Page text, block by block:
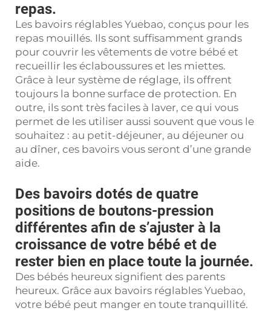
repas.
Les bavoirs réglables Yuebao, conçus pour les
repas mouillés. Ils sont suffisamment grands
pour couvrir les vêtements de votre bébé et
recueillir les éclaboussures et les miettes.
Grâce à leur système de réglage, ils offrent
toujours la bonne surface de protection. En
outre, ils sont très faciles à laver, ce qui vous
permet de les utiliser aussi souvent que vous le
souhaitez : au petit-déjeuner, au déjeuner ou
au dîner, ces bavoirs vous seront d’une grande
aide.
Des bavoirs dotés de quatre
positions de boutons-pression
différentes afin de s’ajuster à la
croissance de votre bébé et de
rester bien en place toute la journée.
Des bébés heureux signifient des parents
heureux. Grâce aux bavoirs réglables Yuebao,
votre bébé peut manger en toute tranquillité.